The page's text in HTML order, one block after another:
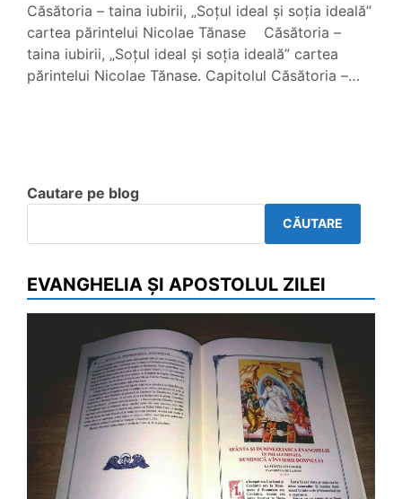
Căsătoria – taina iubirii, „Soțul ideal și soția ideală”
cartea părintelui Nicolae Tănase Căsătoria –
taina iubirii, „Soțul ideal și soția ideală” cartea
părintelui Nicolae Tănase. Capitolul Căsătoria –…
Cautare pe blog
CĂUTARE
EVANGHELIA ȘI APOSTOLUL ZILEI